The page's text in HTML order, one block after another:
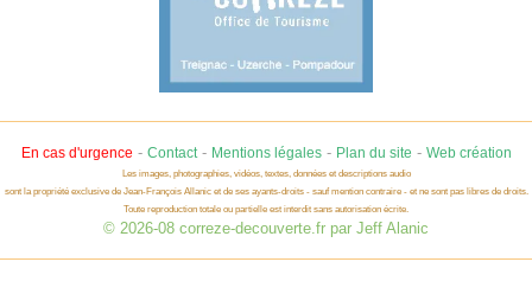
En cas d'urgence - Contact- Mentions légales- Plan du site - Web création
Les images, photographies, vidéos, textes, données et descriptions audio
sont la propriété exclusive de Jean-François Allanic et de ses ayants-droits - sauf mention contraire - et ne sont pas libres de droits.
Toute reproduction totale ou partielle est interdit sans autorisation écrite.
© 2026-08 correze-decouverte.fr par Jeff Alanic